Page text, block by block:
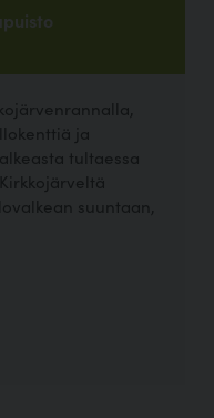
ja
tultaessa
suuntaan,